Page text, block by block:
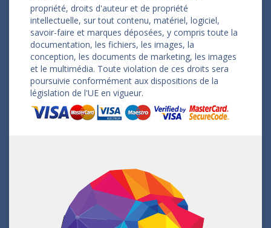
propriété, droits d'auteur et de propriété
intellectuelle, sur tout contenu, matériel, logiciel,
savoir-faire et marques déposées, y compris toute la
documentation, les fichiers, les images, la
conception, les documents de marketing, les images
et le multimédia. Toute violation de ces droits sera
poursuivie conformément aux dispositions de la
législation de l'UE en vigueur.